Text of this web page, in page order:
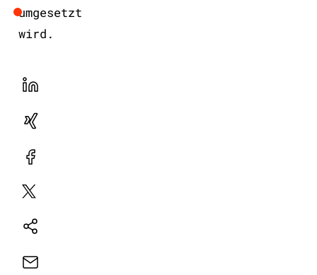
umgesetzt
wird.
LinekdIn
Xing
Facebook
Plattform
Natives
E-